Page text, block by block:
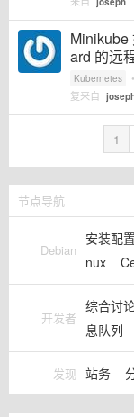
Minikube
ard 的远
Kubernetes •
复来自
1
节点导航
Debian
安装配置
nux
开发者
综合讨
息队列
发现 站务